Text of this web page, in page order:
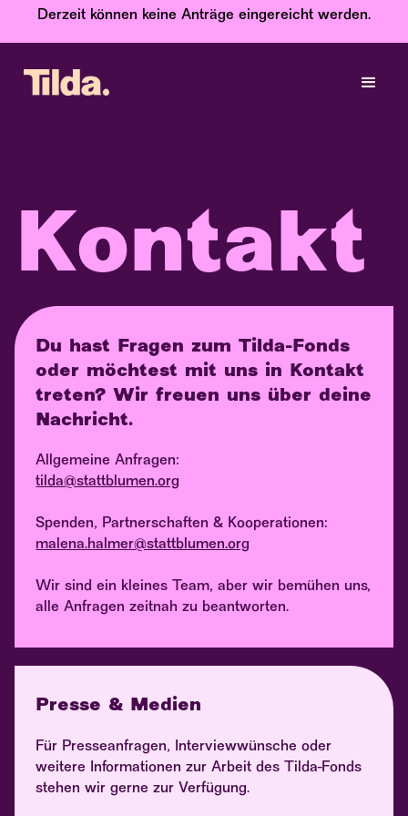
Derzeit können keine Anträge eingereicht werden.
Kontakt
Du hast Fragen zum Tilda-Fonds
oder möchtest mit uns in Kontakt
treten? Wir freuen uns über deine
Nachricht.
Allgemeine Anfragen:
tilda@stattblumen.org
Spenden, Partnerschaften & Kooperationen:
malena.halmer@stattblumen.org
Wir sind ein kleines Team, aber wir bemühen uns,
alle Anfragen zeitnah zu beantworten.
Presse & Medien
Für Presseanfragen, Interviewwünsche oder
weitere Informationen zur Arbeit des Tilda-Fonds
stehen wir gerne zur Verfügung.